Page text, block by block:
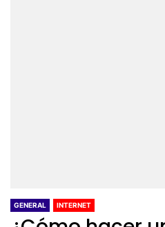
GENERAL INTERNET